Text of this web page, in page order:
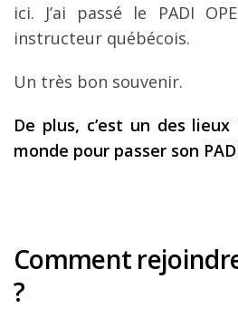
ici. J’ai passé le PADI
instructeur québécois.
Un très bon souvenir.
De plus, c’est un des
monde pour passer son
Comment
?